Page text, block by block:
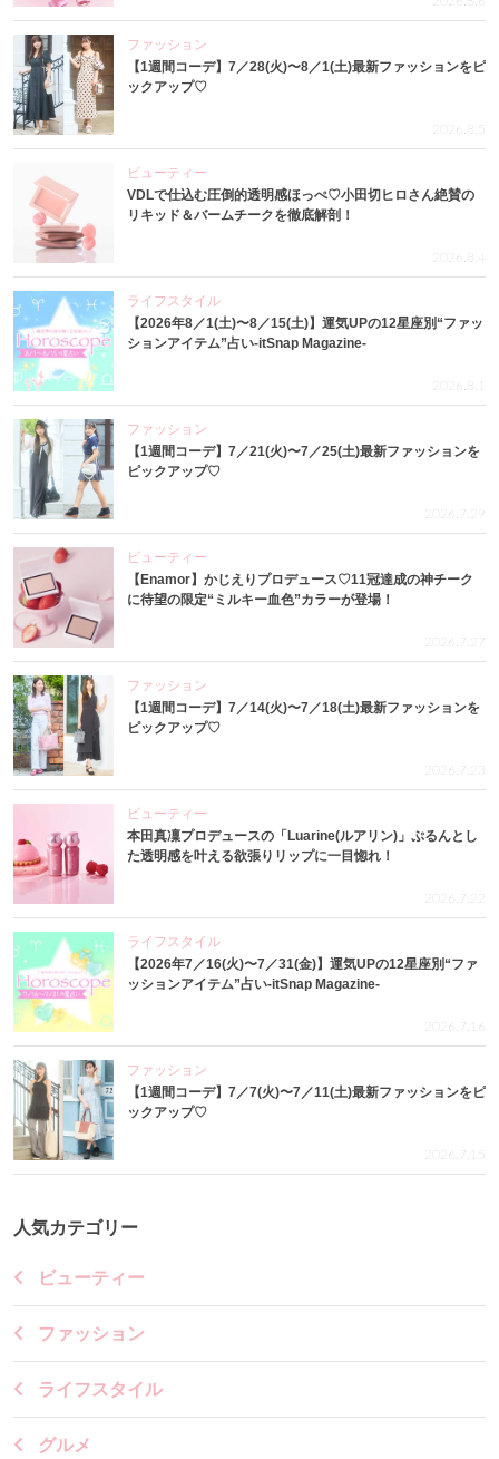
ファッション
【1週間コーデ】7／28(火)〜8／1(土)最新ファッションをピ
ックアップ♡
2026.8.5
ビューティー
VDLで仕込む圧倒的透明感ほっぺ♡小田切ヒロさん絶賛の
リキッド＆バームチークを徹底解剖！
2026.8.4
ライフスタイル
【2026年8／1(土)〜8／15(土)】運気UPの12星座別“ファッ
ションアイテム”占い-itSnap Magazine-
2026.8.1
ファッション
【1週間コーデ】7／21(火)〜7／25(土)最新ファッションを
ピックアップ♡
2026.7.29
ビューティー
【Enamor】かじえりプロデュース♡11冠達成の神チーク
に待望の限定“ミルキー血色”カラーが登場！
2026.7.27
ファッション
【1週間コーデ】7／14(火)〜7／18(土)最新ファッションを
ピックアップ♡
2026.7.23
ビューティー
本田真凜プロデュースの「Luarine(ルアリン)」ぷるんとし
た透明感を叶える欲張りリップに一目惚れ！
2026.7.22
ライフスタイル
【2026年7／16(火)〜7／31(金)】運気UPの12星座別“ファ
ッションアイテム”占い-itSnap Magazine-
2026.7.16
ファッション
【1週間コーデ】7／7(火)〜7／11(土)最新ファッションをピ
ックアップ♡
2026.7.15
人気カテゴリー
ビューティー
ファッション
ライフスタイル
グルメ